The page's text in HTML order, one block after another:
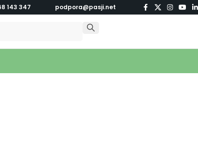
143 347 podpora@pasji.net